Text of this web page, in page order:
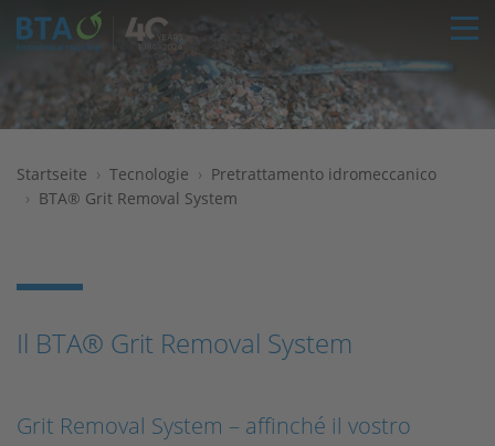
Startseite Tecnologie
Pretrattamento idromeccanico
BTA® Grit Removal System
Il BTA® Grit Removal System
Grit Removal System – affinché il vostro